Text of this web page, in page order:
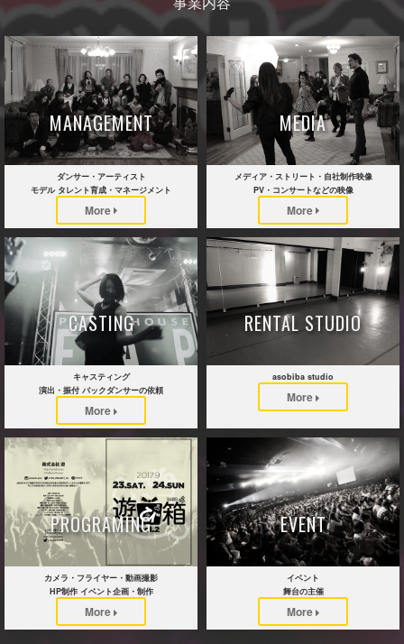
MANAGEMENT
ダンサー・アーティスト
モデル タレント育成・マネージメント
More
MEDIA
メディア・ストリート・自社制作映像
PV・コンサートなどの映像
More
CASTING
キャスティング
演出・振付 バックダンサーの依頼
More
RENTAL STUDIO
asobiba studio
More
PROGRAMING
カメラ・フライヤー・動画撮影
HP制作 イベント企画・制作
More
EVENT
イベント
舞台の主催
More